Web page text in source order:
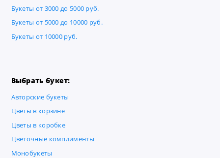
Букеты от 3000 до 5000 руб.
Букеты от 5000 до 10000 руб.
Букеты от 10000 руб.
Выбрать букет:
Авторские букеты
Цветы в корзине
Цветы в коробке
Цветочные комплименты
Монобукеты